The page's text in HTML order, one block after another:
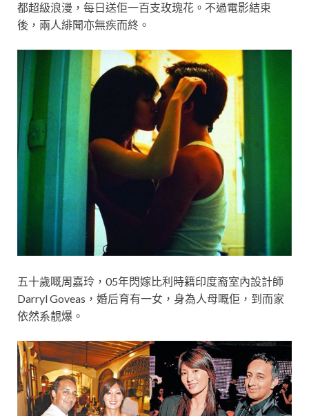
都超級浪漫，每日送佢一百支玫瑰花。不過電影結束
後，兩人緋聞亦無疾而終。
五十歲嘅周嘉玲，05年閃嫁比利時籍印度裔室內設計師
Darryl Goveas，婚后育有一女，身為人母嘅佢，到而家
依然系靚爆。